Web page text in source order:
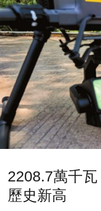
2208.7萬千
歷史新高